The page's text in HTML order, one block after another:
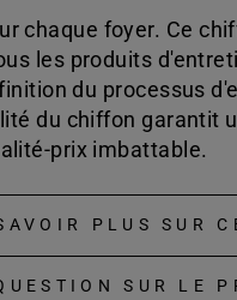
chaque foyer. Ce
les produits
du processus
du chiffon garantit
prix imbattable.
PLUS SUR
SUR LE